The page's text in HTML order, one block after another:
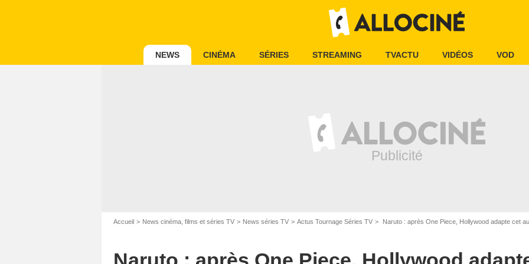
NEWS CINÉMA SÉRIES STREAMING TVACTU VIDÉOS VOD
Accueil News cinéma, films et séries TV News séries TV Actus Tournage Séries TV Naruto : après One Piece, Hollywood adapte cet